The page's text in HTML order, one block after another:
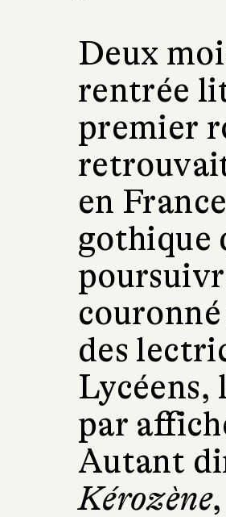
Deux
rentrée
premier
en
gothique
des
par
Autant
Kérozène